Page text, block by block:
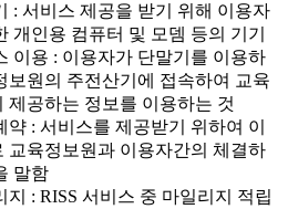
: 서비스 제공을 받기 위해 이용자
개인용 컴퓨터 및 모뎀 등의 기기
이용 : 이용자가 단말기를 이용하
보원의 주전산기에 접속하여 교육
제공하는 정보를 이용하는 것
: 서비스를 제공받기 위하여 이
교육정보원과 이용자간의 체결하
말함
: RISS 서비스 중 마일리지 적립